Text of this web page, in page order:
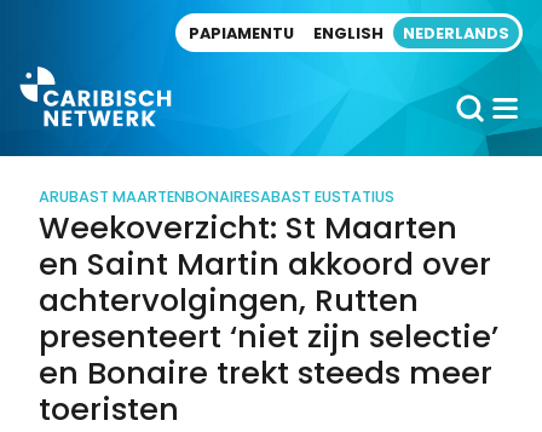
PAPIAMENTU ENGLISH NEDERLANDS
ARUBAST MAARTENBONAIRESABAST EUSTATIUS
Weekoverzicht: St Maarten
en Saint Martin akkoord over
achtervolgingen, Rutten
presenteert ‘niet zijn selectie’
en Bonaire trekt steeds meer
toeristen